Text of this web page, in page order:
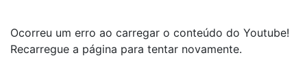
Ocorreu um erro ao carregar o conteúdo do Youtube!
Recarregue a página para tentar novamente.